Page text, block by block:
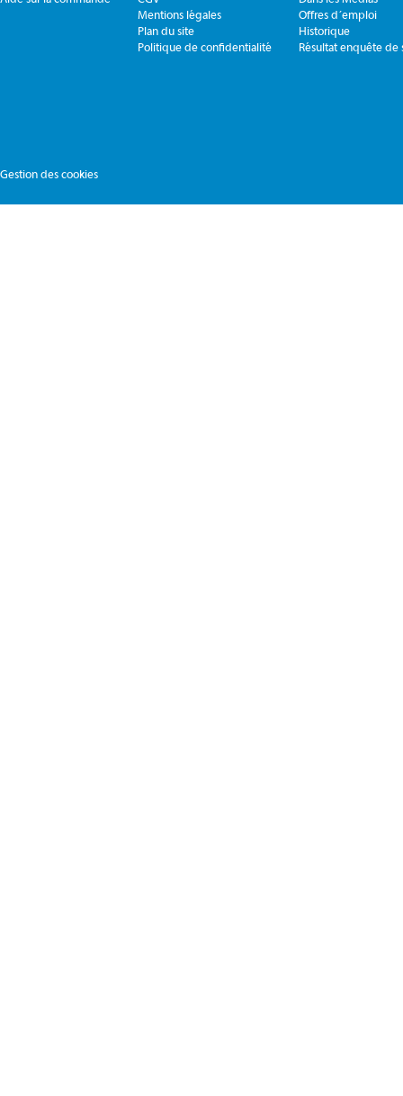
Mentions légales
Plan du site
Politique de confidentialité
Offres d´emploi
Historique
Résultat enquête de
Gestion des cookies